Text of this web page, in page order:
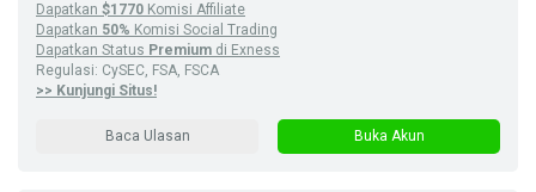
Dapatkan $1770 Komisi Affiliate
Dapatkan 50% Komisi Social Trading
Dapatkan Status Premium di Exness
Regulasi: CySEC, FSA, FSCA
>> Kunjungi Situs!
Baca Ulasan Buka Akun